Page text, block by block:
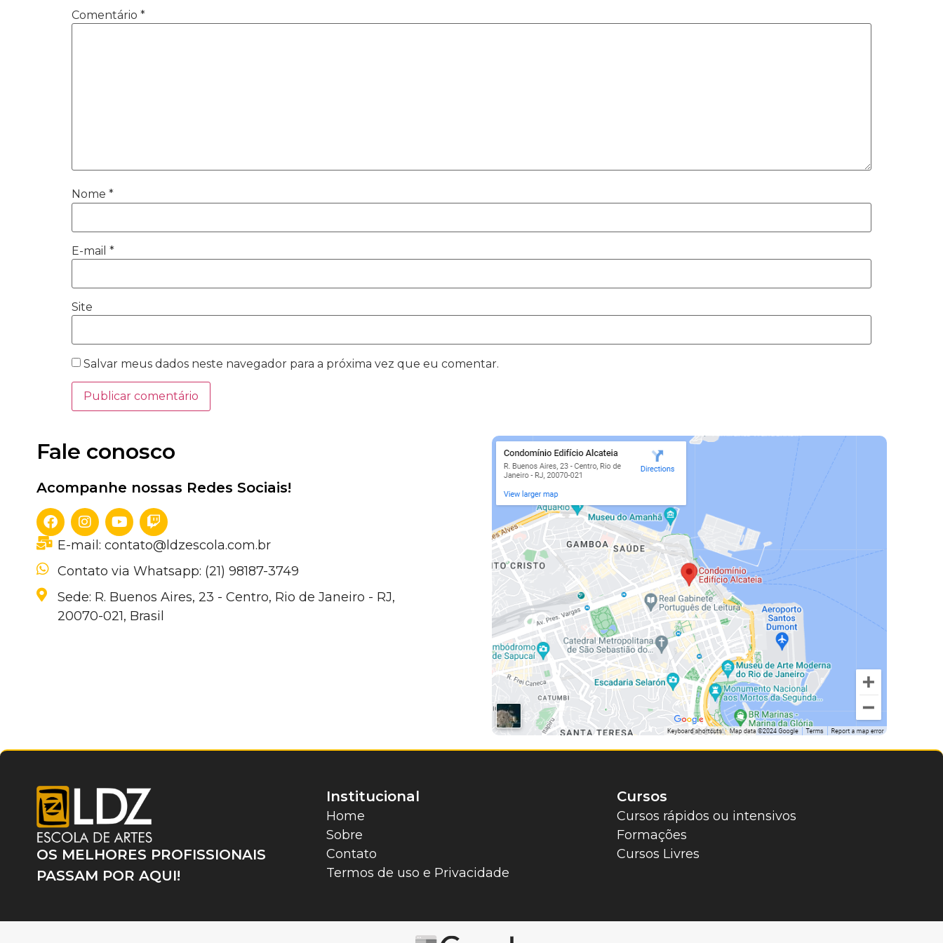
Comentário *
Nome *
E-mail *
Site
Salvar meus dados neste navegador para a próxima vez que eu comentar.
Fale conosco
Acompanhe nossas Redes Sociais!
E-mail: contato@ldzescola.com.br
Contato via Whatsapp: (21) 98187-3749
Sede: R. Buenos Aires, 23 - Centro, Rio de Janeiro - RJ,
20070-021, Brasil
OS MELHORES PROFISSIONAIS
PASSAM POR AQUI!
Institucional
Home
Sobre
Contato
Termos de uso e Privacidade
Cursos
Cursos rápidos ou intensivos
Formações
Cursos Livres